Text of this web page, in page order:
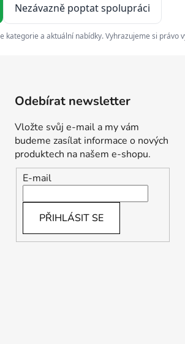
Nezávazně poptat spolupráci
kategorie a aktuální nabídky. Vyhrazujeme si
Odebírat newsletter
Vložte svůj e-mail a my vám
budeme zasílat informace o nových
produktech na našem e-shopu.
E-mail
PŘIHLÁSIT SE